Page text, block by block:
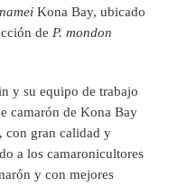
Kona Bay, ubicado
de P. mondon
y su equipo de trabajo
camarón de Kona Bay
con gran calidad y
a los camaronicultores
y con mejores